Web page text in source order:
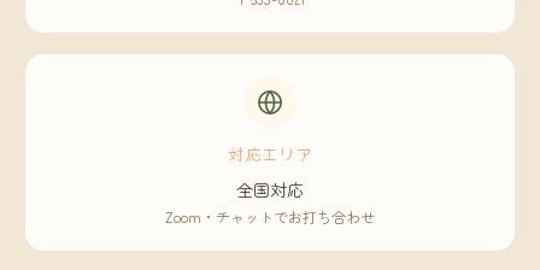
対応エリア
全国対応
Zoom・チャットでお打ち合わせ